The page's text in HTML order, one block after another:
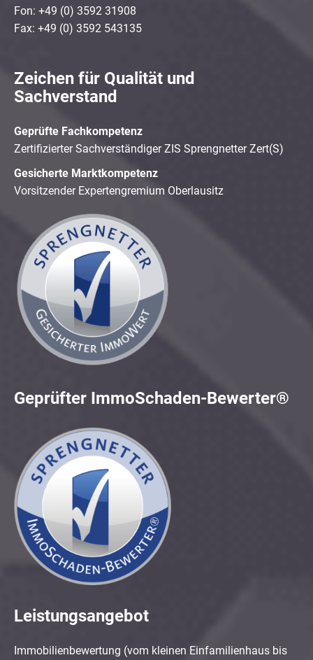
Fon: +49 (0) 3592 31908
Fax: +49 (0) 3592 543135
Zeichen für Qualität und
Sachverstand
Geprüfte Fachkompetenz
Zertifizierter Sachverständiger ZIS Sprengnetter Zert(S)
Gesicherte Marktkompetenz
Vorsitzender Expertengremium Oberlausitz
Geprüfter ImmoSchaden-Bewerter®
Leistungsangebot
Immobilienbewertung (vom kleinen Einfamilienhaus bis